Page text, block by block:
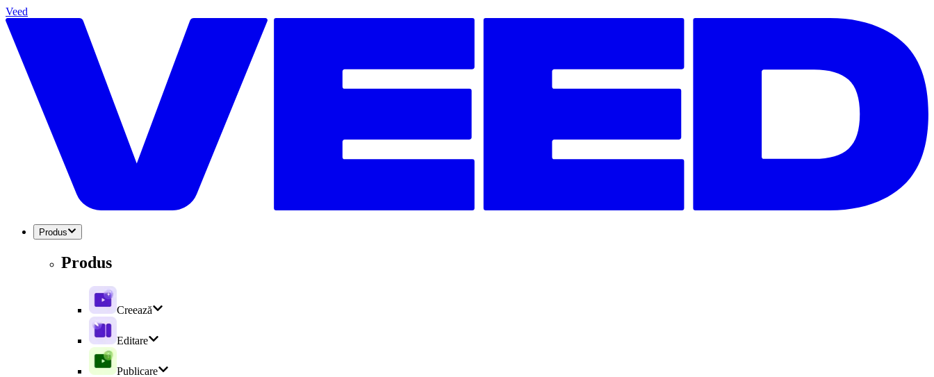
Veed
Produs
Produs
Creează
Editare
Publicare